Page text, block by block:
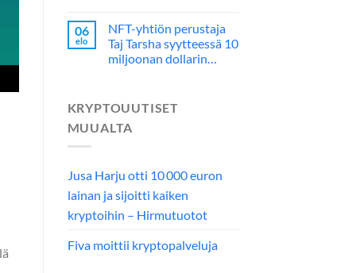
06
elo
NFT-yhtiön perustaja
Taj Tarsha syytteessä 10
miljoonan dollarin…
KRYPTOUUTISET
MUUALTA
Jusa Harju otti 10 000 euron
lainan ja sijoitti kaiken
kryptoihin – Hirmutuotot
Fiva moittii kryptopalveluja